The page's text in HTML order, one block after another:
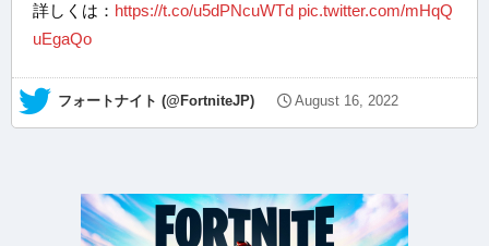
詳しくは： https://t.co/u5dPNcuWTd pic.twitter.com/mHqQ
uEgaQo
— フォートナイト (@FortniteJP) August 16, 2022